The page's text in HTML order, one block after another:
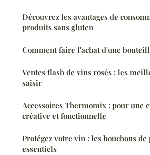
Découvrez les avantages de
produits sans gluten
Comment faire l'achat d'une
Ventes flash de vins rosés : les
saisir
Accessoires Thermomix : pour une
créative et fonctionnelle
Protégez votre vin : les bouchons
essentiels